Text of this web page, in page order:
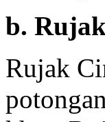
b.
Rujak